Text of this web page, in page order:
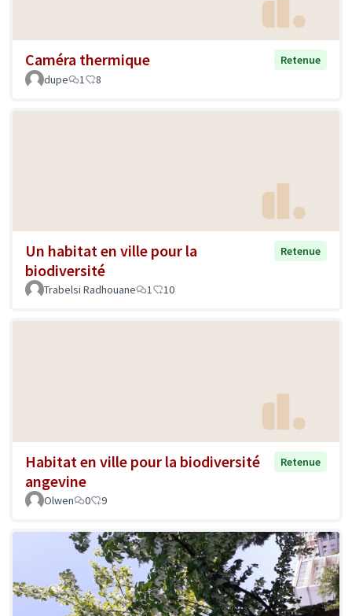
Caméra thermique
Retenue
dupe
1 8
Un habitat en ville pour la
biodiversité
Retenue
Trabelsi Radhouane 1 10
Habitat en ville pour la biodiversité
angevine
Retenue
Olwen 0 9